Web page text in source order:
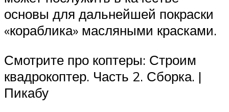
основы для дальнейшей покраски
«кораблика» масляными красками.
Смотрите про коптеры: Строим
квадрокоптер. Часть 2. Сборка. |
Пикабу